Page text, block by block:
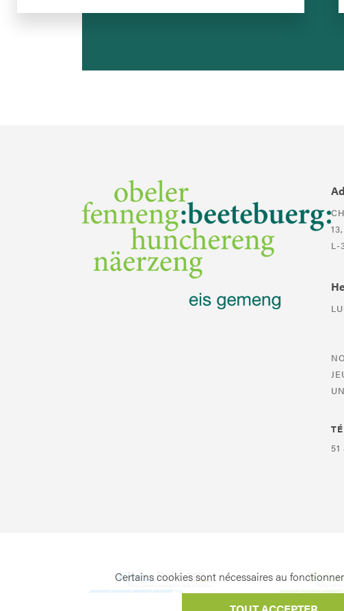
L-
51
Certains cookies sont nécessaires au